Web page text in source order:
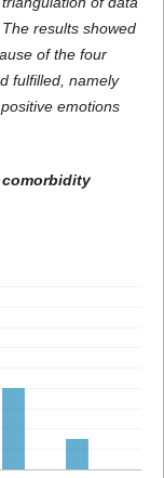
results showed
of the four
fulfilled, namely
emotions